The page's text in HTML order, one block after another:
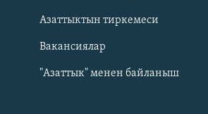
Азаттыктын тиркемеси
Вакансиялар
"Азаттык" менен байланыш